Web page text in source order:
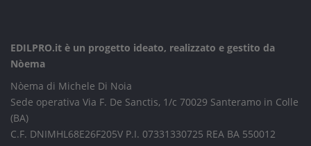
EDILPRO.it è un progetto ideato, realizzato e gestito da
Nòema
Nòema di Michele Di Noia
Sede operativa Via F. De Sanctis, 1/c 70029 Santeramo in Colle
(BA)
C.F. DNIMHL68E26F205V P.I. 07331330725 REA BA 550012